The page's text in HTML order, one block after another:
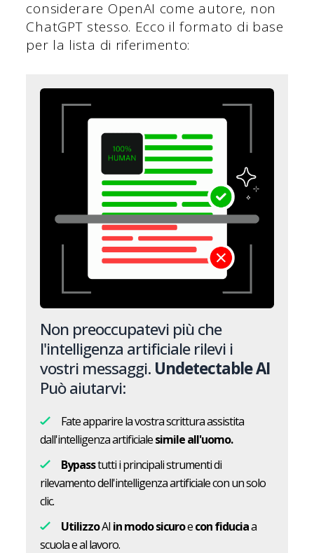
considerare OpenAI come autore, non
ChatGPT stesso. Ecco il formato di base
per la lista di riferimento:
Non preoccupatevi più che
l'intelligenza artificiale rilevi i
vostri messaggi. Undetectable AI
Può aiutarvi:
Fate apparire la vostra scrittura assistita
dall'intelligenza artificialesimile all'uomo.
Bypasstutti i principali strumenti di
rilevamento dell'intelligenza artificiale con un solo
clic.
UtilizzoAI in modo sicuroecon fiduciaa
scuola e al lavoro.